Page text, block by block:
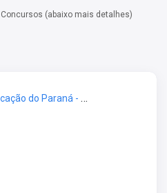
(abaixo mais detalhes)
Secretaria de Estado da Educação do Paraná - SEED-PR